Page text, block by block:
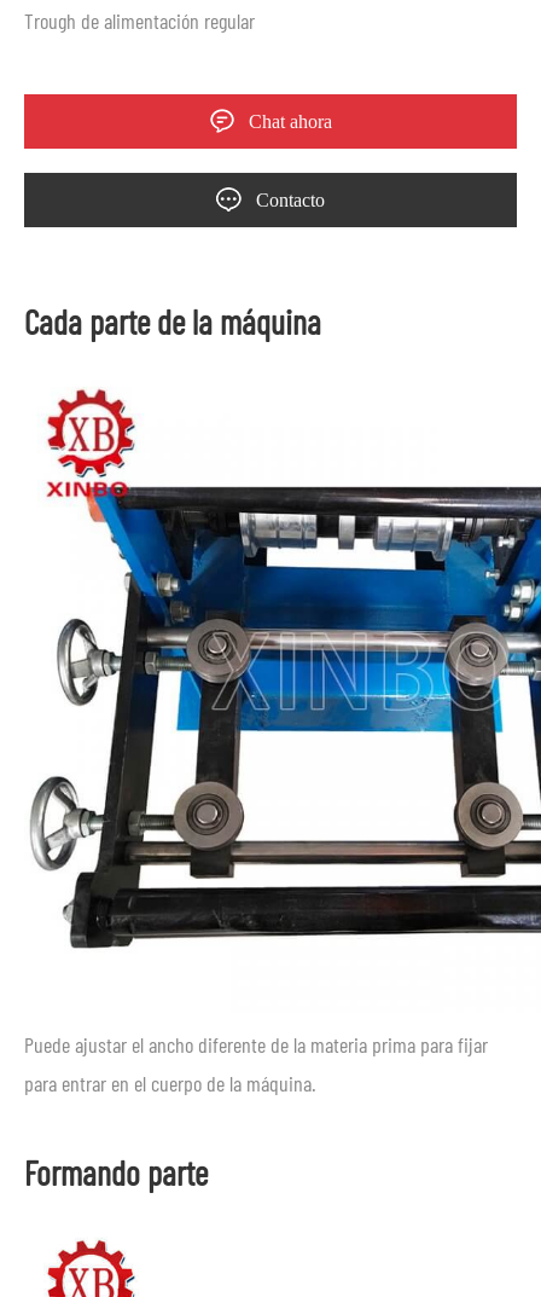
Trough de alimentación regular
Chat ahora
Contacto
Cada parte de la máquina
Puede ajustar el ancho diferente de la materia prima para fijar
para entrar en el cuerpo de la máquina.
Formando parte